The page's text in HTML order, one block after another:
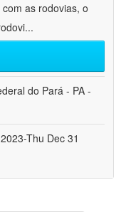
as rodovias, o
...
do Pará - PA -
Thu Dec 31